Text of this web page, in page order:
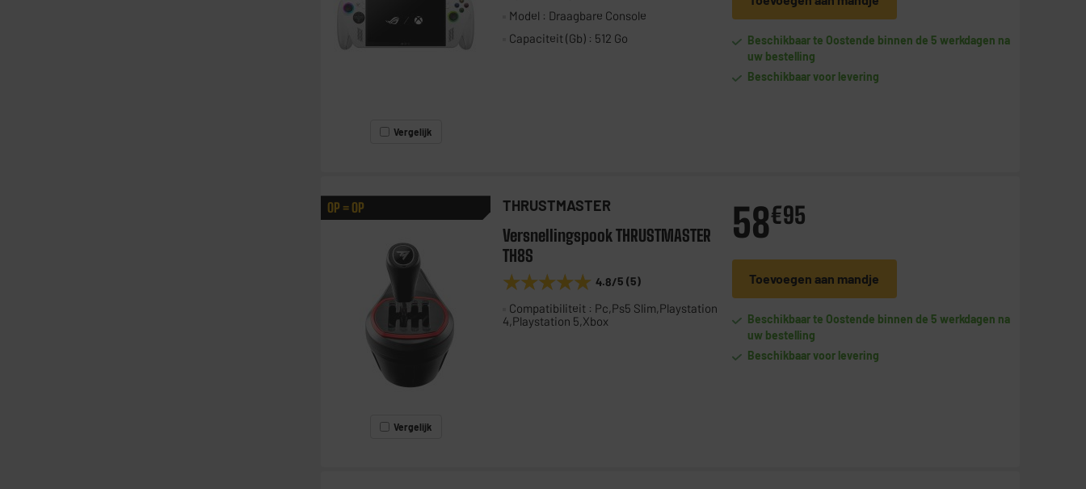
Vergelijk
Model : Draagbare Console
Capaciteit (Gb) : 512 Go
Beschikbaar te Oostende binnen de 5 werkdagen na
uw bestelling
Beschikbaar voor levering
OP = OP
Vergelijk
THRUSTMASTER
Versnellingspook THRUSTMASTER
TH8S
★★★★★
★★★★★ 4.8/5 (5)
Compatibiliteit : Pc,Ps5 Slim,Playstation
4,Playstation 5,Xbox
58€95
Toevoegen aan mandje
Beschikbaar te Oostende binnen de 5 werkdagen na
uw bestelling
Beschikbaar voor levering